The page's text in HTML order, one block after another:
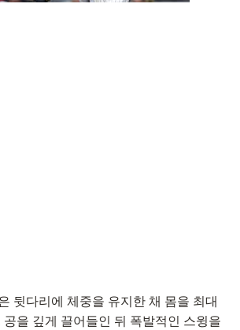
뒷다리에 체중을 유지한 채 몸을 최대
을 깊게 끌어들인 뒤 폭발적인 스윙을